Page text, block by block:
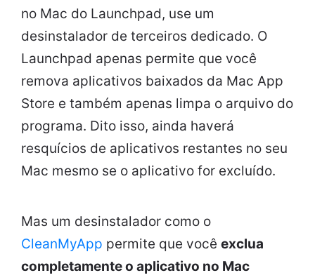
no Mac do Launchpad, use um
desinstalador de terceiros dedicado. O
Launchpad apenas permite que você
remova aplicativos baixados da Mac App
Store e também apenas limpa o arquivo do
programa. Dito isso, ainda haverá
resquícios de aplicativos restantes no seu
Mac mesmo se o aplicativo for excluído.
Mas um desinstalador como o
CleanMyApp permite que você exclua
completamente o aplicativo no Mac